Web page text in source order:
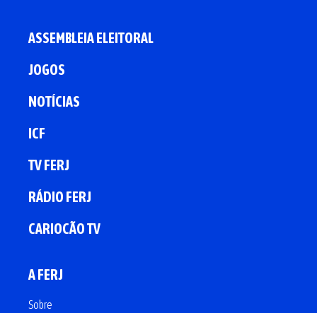
ASSEMBLEIA ELEITORAL
JOGOS
NOTÍCIAS
ICF
TV FERJ
RÁDIO FERJ
CARIOCÃO TV
A FERJ
Sobre